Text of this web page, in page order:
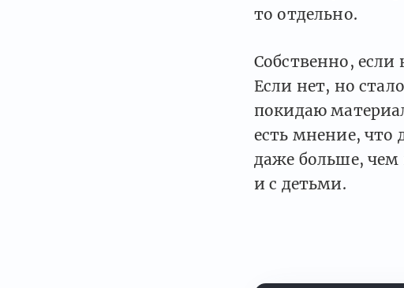
то отдельно.
Собственно,
Если нет, но
покидаю
есть мнение, что
даже больше, чем
и с детьми.